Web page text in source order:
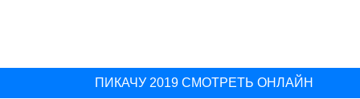
ПИКАЧУ 2019 СМОТРЕТЬ ОНЛАЙН